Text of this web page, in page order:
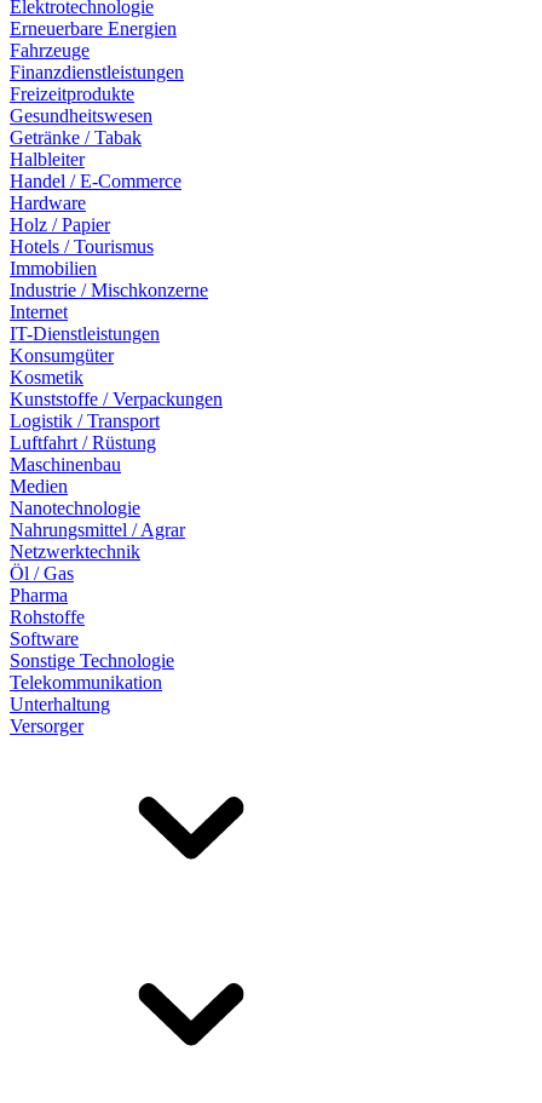
Elektrotechnologie
Erneuerbare Energien
Fahrzeuge
Finanzdienstleistungen
Freizeitprodukte
Gesundheitswesen
Getränke / Tabak
Halbleiter
Handel / E-Commerce
Hardware
Holz / Papier
Hotels / Tourismus
Immobilien
Industrie / Mischkonzerne
Internet
IT-Dienstleistungen
Konsumgüter
Kosmetik
Kunststoffe / Verpackungen
Logistik / Transport
Luftfahrt / Rüstung
Maschinenbau
Medien
Nanotechnologie
Nahrungsmittel / Agrar
Netzwerktechnik
Öl / Gas
Pharma
Rohstoffe
Software
Sonstige Technologie
Telekommunikation
Unterhaltung
Versorger